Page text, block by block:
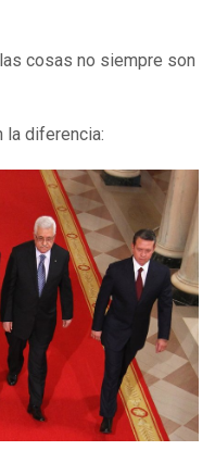
cosas no siempre son
la diferencia: